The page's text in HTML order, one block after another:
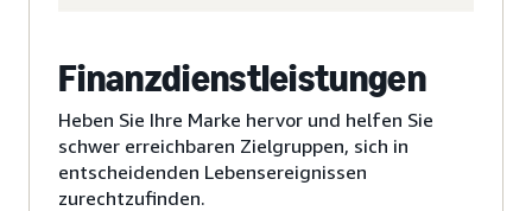
Finanzdienstleistungen
Heben Sie Ihre Marke hervor und helfen Sie
schwer erreichbaren Zielgruppen, sich in
entscheidenden Lebensereignissen
zurechtzufinden.